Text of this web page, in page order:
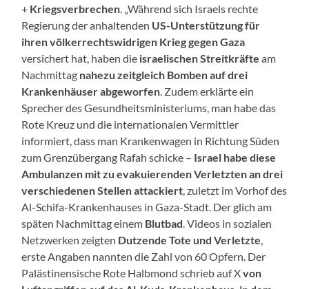
+ Kriegsverbrechen . „Während sich Israels rechte
Regierung der anhaltenden US-Unterstützung für
ihren völkerrechtswidrigen Krieg gegen Gaza
versichert hat, haben die israelischen Streitkräfte am
Nachmittag nahezu zeitgleich Bomben auf drei
Krankenhäuser abgeworfen . Zudem erklärte ein
Sprecher des Gesundheitsministeriums, man habe das
Rote Kreuz und die internationalen Vermittler
informiert, dass man Krankenwagen in Richtung Süden
zum Grenzübergang Rafah schicke – Israel habe diese
Ambulanzen mit zu evakuierenden Verletzten an drei
verschiedenen Stellen attackiert , zuletzt im Vorhof des
Al-Schifa-Krankenhauses in Gaza-Stadt. Der glich am
späten Nachmittag einem Blutbad . Videos in sozialen
Netzwerken zeigten Dutzende Tote und Verletzte
erste Angaben nannten die Zahl von 60 Opfern. Der
Palästinensische Rote Halbmond schrieb auf Xvon